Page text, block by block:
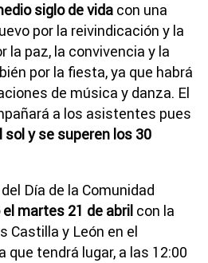
siglo de vida con una
por la reivindicación y la
la paz, la convivencia y la
por la fiesta, ya que habrá
de música y danza. El
a los asistentes pues
y se superen los 30
Día de la Comunidad
martes 21 de abril con la
Castilla y León en el
que tendrá lugar, a las 12:00